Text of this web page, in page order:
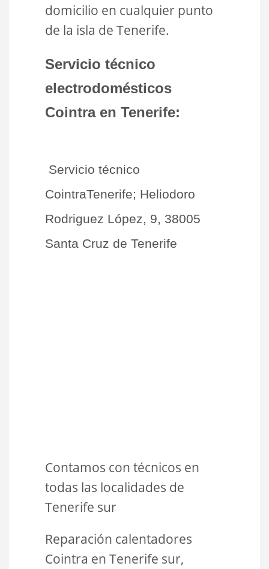
domicilio en cualquier punto
de la isla de Tenerife.
Servicio técnico
electrodomésticos
Cointra en Tenerife:
Servicio técnico
CointraTenerife; Heliodoro
Rodriguez López, 9, 38005
Santa Cruz de Tenerife
Contamos con técnicos en
todas las localidades de
Tenerife sur
Reparación calentadores
Cointra en Tenerife sur,